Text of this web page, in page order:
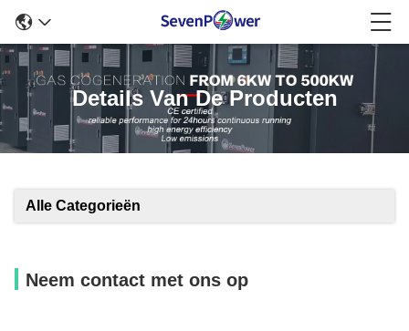
Details Van De Producten
Alle Categorieën
Neem contact met ons op